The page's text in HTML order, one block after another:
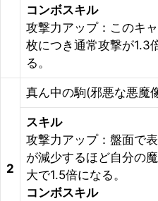
コンボスキル
攻撃力アップ：このキ
枚につき通常攻撃が1.3
る。
2
真ん中の駒(邪悪な悪魔
スキル
攻撃力アップ：盤面で
が減少するほど自分の
大で1.5倍になる。
コンボスキル